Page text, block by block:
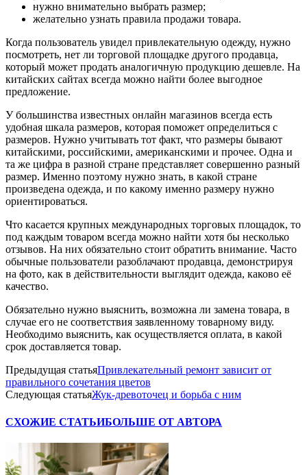
нужно внимательно выбрать размер;
желательно узнать правила продажи товара.
Когда пользователь увидел привлекательную одежду, нужно
посмотреть, нет ли торговой площадке другого продавца,
который может продать аналогичную продукцию дешевле. На
китайских сайтах всегда можно найти более выгодное
предложение.
У большинства известных онлайн магазинов всегда есть
удобная шкала размеров, которая поможет определиться с
размеров. Нужно учитывать тот факт, что размеры бывают
китайскими, российскими, американскими и прочее. Одна и
та же цифра в разной стране представляет совершенно разный
размер. Именно поэтому нужно знать, в какой стране
произведена одежда, и по какому именно размеру нужно
ориентироваться.
Что касается крупных международных торговых площадок, то
под каждым товаром всегда можно найти хотя бы несколько
отзывов. На них обязательно стоит обратить внимание. Часто
обычные пользователи разоблачают продавца, демонстрируя
на фото, как в действительности выглядит одежда, каково её
качество.
Обязательно нужно выяснить, возможна ли замена товара, в
случае его не соответствия заявленному товарному виду.
Необходимо выяснить, как осуществляется оплата, в какой
срок доставляется товар.
Предыдущая статьяПривлекательный ремонт зависит от
правильного сочетания цветов
Следующая статьяЖук-древоточец и борьба с ним
СХОЖИЕ СТАТЬИБОЛЬШЕ ОТ АВТОРА